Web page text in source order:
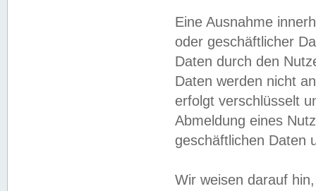
Eine Ausnahme
oder geschäftlicher
Daten durch den
Daten werden nicht
erfolgt verschlüsselt
Abmeldung eines
geschäftlichen Daten
Wir weisen darauf